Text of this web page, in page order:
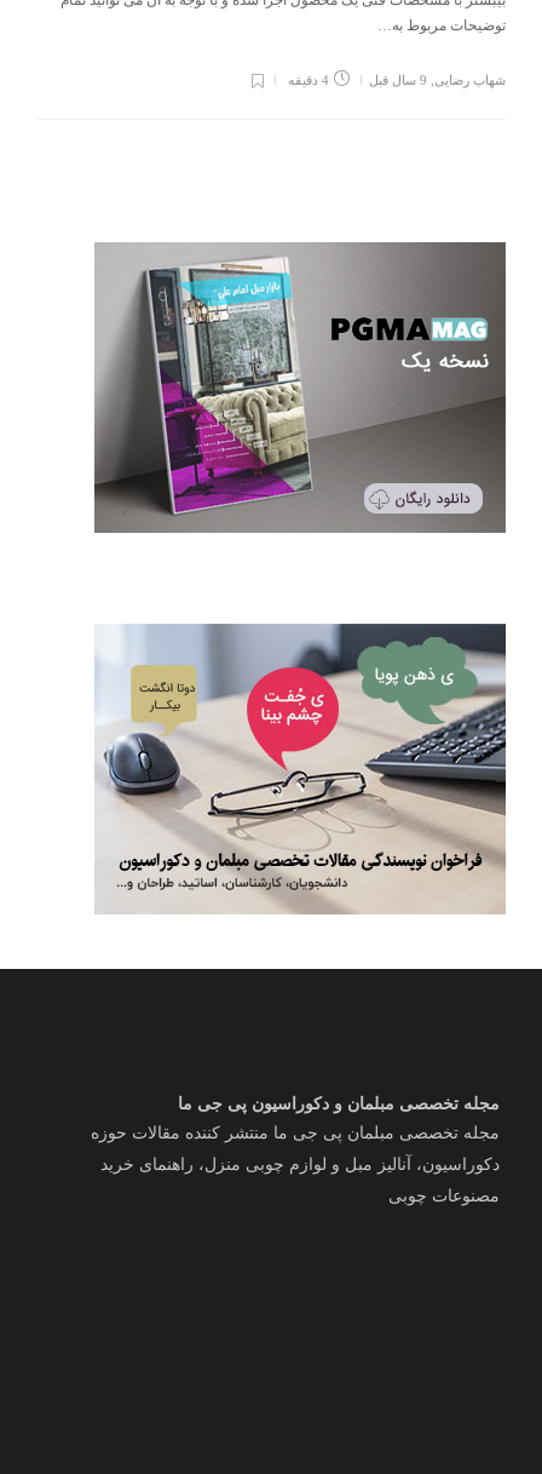
توضیحات مربوط به…
شهاب رضایی 9 سال قبل 4 دقیقه
مجله تخصصی مبلمان و دکوراسیون پی جی ما
مجله تخصصی مبلمان پی جی ما منتشر کننده مقالات حوزه
دکوراسیون، آنالیز مبل و لوازم چوبی منزل، راهنمای خرید
مصنوعات چوبی